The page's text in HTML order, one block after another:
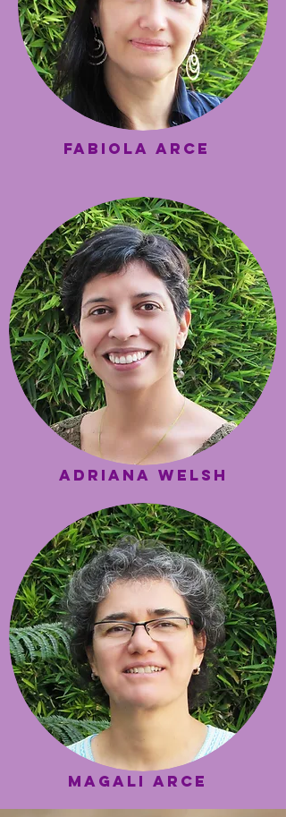
fabiola arce
Adriana Welsh
magali arce